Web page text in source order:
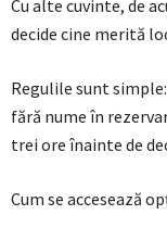
Cu alte cuvinte, de
decide cine merită
Regulile sunt
fără nume în
trei ore înainte de
Cum se accesează